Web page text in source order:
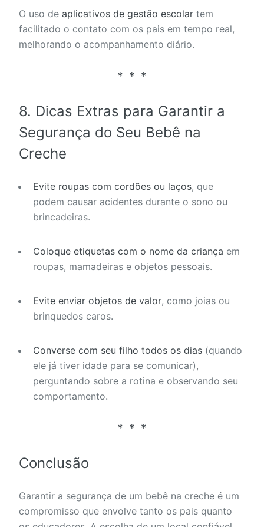
O uso de aplicativos de gestão escolar tem
facilitado o contato com os pais em tempo real,
melhorando o acompanhamento diário.
8. Dicas Extras para Garantir a
Segurança do Seu Bebê na
Creche
Evite roupas com cordões ou laços, que
podem causar acidentes durante o sono ou
brincadeiras.
Coloque etiquetas com o nome da criança em
roupas, mamadeiras e objetos pessoais.
Evite enviar objetos de valor, como joias ou
brinquedos caros.
Converse com seu filho todos os dias (quando
ele já tiver idade para se comunicar),
perguntando sobre a rotina e observando seu
comportamento.
Conclusão
Garantir a segurança de um bebê na creche é um
compromisso que envolve tanto os pais quanto